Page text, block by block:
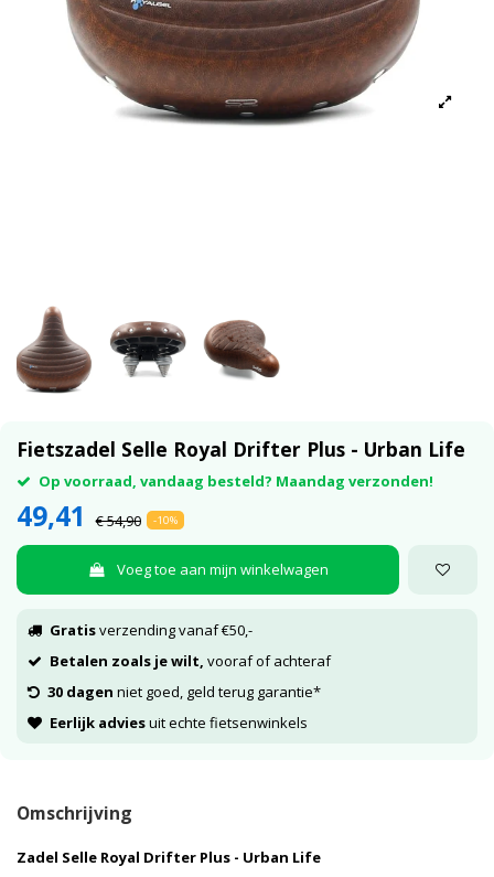
Fietszadel Selle Royal Drifter Plus - Urban Life
Op voorraad, vandaag besteld? Maandag verzonden!
49,41 € 54,90 -10%
Voeg toe aan mijn winkelwagen
Gratisverzending vanaf €50,-
Betalen zoals je wilt, vooraf of achteraf
30 dagen niet goed, geld terug garantie*
Eerlijk adviesuit echte fietsenwinkels
Omschrijving
Zadel Selle Royal Drifter Plus - Urban Life